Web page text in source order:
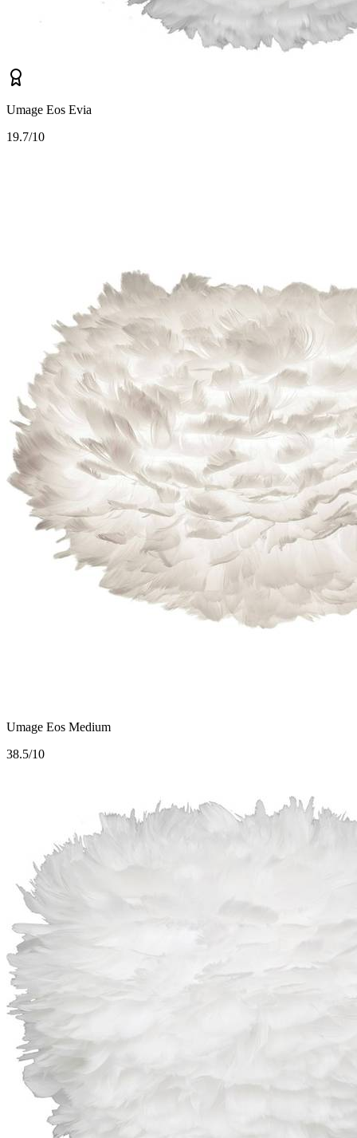
Umage Eos Evia
19.7/10
Umage Eos Medium
38.5/10